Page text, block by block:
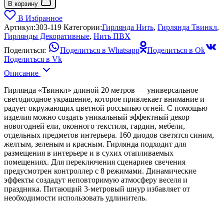
В корзину
В Избранное
Артикул:303-119 Категории:Гирлянда Нить, Гирлянда Твинкл,
Гирлянды Декоративные, Нить ПВХ
Поделиться:
Поделиться в Whatsapp
Поделиться в Ok
Поделиться в Vk
Описание
Гирлянда «Твинкл» длиной 20 метров — универсальное
светодиодное украшение, которое привлекает внимание и
радует окружающих цветной россыпью огней. С помощью
изделия можно создать уникальный эффектный декор
новогодней ели, оконного текстиля, гардин, мебели,
отдельных предметов интерьера. 160 диодов светятся синим,
желтым, зеленым и красным. Гирлянда подходит для
размещения в интерьере и в сухих отапливаемых
помещениях. Для переключения сценариев свечения
предусмотрен контроллер с 8 режимами. Динамические
эффекты создадут неповторимую атмосферу веселя и
праздника. Питающий 3-метровый шнур избавляет от
необходимости использовать удлинитель.